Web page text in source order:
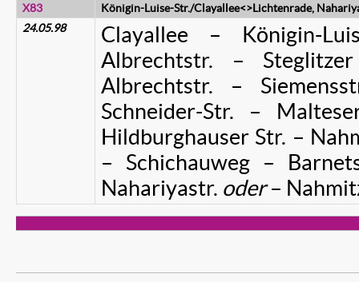
X83
Königin-Luise-Str./Clayallee<>Lichtenrade,
24.05.98
Clayallee – Königin-
Albrechtstr. –
Albrechtstr. –
Schneider-Str. –
Hildburghauser Str. –
– Schichauweg –
Nahariyastr. oder–